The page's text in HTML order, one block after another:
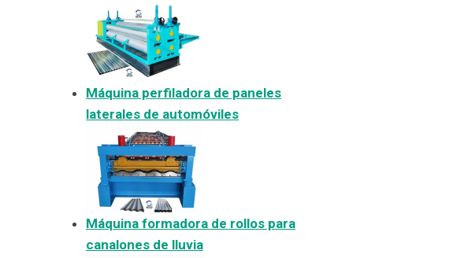
Máquina perfiladora de paneles
laterales de automóviles
Máquina formadora de rollos para
canalones de lluvia